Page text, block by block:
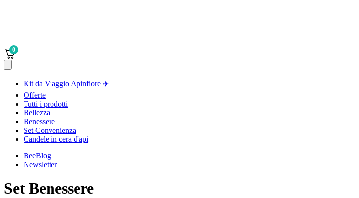
0
Kit da Viaggio Apinfiore ✈️
Offerte
Tutti i prodotti
Bellezza
Benessere
Set Convenienza
Candele in cera d'api
BeeBlog
Newsletter
Set Benessere